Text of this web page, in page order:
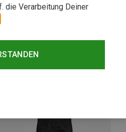
sparst 26%
die Verarbeitung Deiner